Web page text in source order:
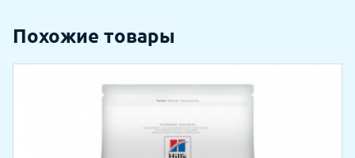
Похожие товары